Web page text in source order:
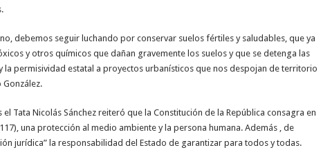
debemos seguir luchando por conservar suelos fértiles y saludables, que ya
y otros químicos que dañan gravemente los suelos y que se detenga las
la permisividad estatal a proyectos urbanísticos que nos despojan de territorio
González.
Tata Nicolás Sánchez reiteró que la Constitución de la República consagra en
una protección al medio ambiente y la persona humana. Además , de
jurídica” la responsabilidad del Estado de garantizar para todos y todas.